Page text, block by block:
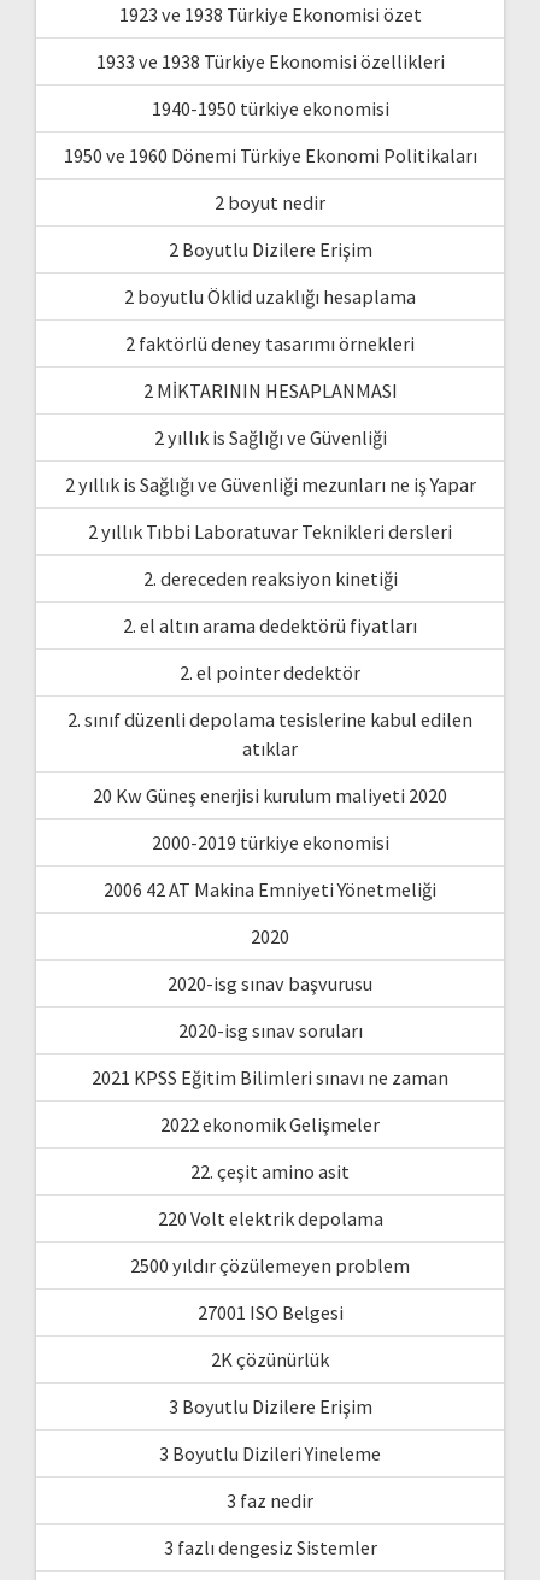
1923 ve 1938 Türkiye Ekonomisi özet
1933 ve 1938 Türkiye Ekonomisi özellikleri
1940-1950 türkiye ekonomisi
1950 ve 1960 Dönemi Türkiye Ekonomi Politikaları
2 boyut nedir
2 Boyutlu Dizilere Erişim
2 boyutlu Öklid uzaklığı hesaplama
2 faktörlü deney tasarımı örnekleri
2 MİKTARININ HESAPLANMASI
2 yıllık is Sağlığı ve Güvenliği
2 yıllık is Sağlığı ve Güvenliği mezunları ne iş Yapar
2 yıllık Tıbbi Laboratuvar Teknikleri dersleri
2. dereceden reaksiyon kinetiği
2. el altın arama dedektörü fiyatları
2. el pointer dedektör
2. sınıf düzenli depolama tesislerine kabul edilen
atıklar
20 Kw Güneş enerjisi kurulum maliyeti 2020
2000-2019 türkiye ekonomisi
2006 42 AT Makina Emniyeti Yönetmeliği
2020
2020-isg sınav başvurusu
2020-isg sınav soruları
2021 KPSS Eğitim Bilimleri sınavı ne zaman
2022 ekonomik Gelişmeler
22. çeşit amino asit
220 Volt elektrik depolama
2500 yıldır çözülemeyen problem
27001 ISO Belgesi
2K çözünürlük
3 Boyutlu Dizilere Erişim
3 Boyutlu Dizileri Yineleme
3 faz nedir
3 fazlı dengesiz Sistemler